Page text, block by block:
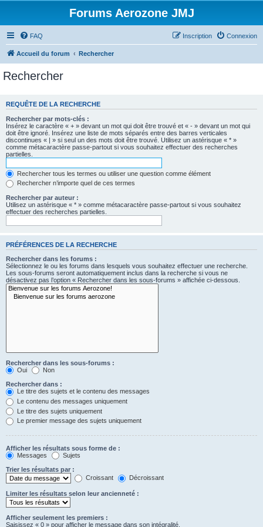
Forums Aerozone JMJ
FAQ Connexion
Inscription
Accueil du forum Rechercher
Rechercher
REQUÊTE DE LA RECHERCHE
Rechercher par mots-clés :
Insérez le caractère « + » devant un mot qui doit être trouvé et « - » devant un mot qui
doit être ignoré. Insérez une liste de mots séparés entre des barres verticales
discontinues « | » si seul un des mots doit être trouvé. Utilisez un astérisque « * »
comme métacaractère passe-partout si vous souhaitez effectuer des recherches
partielles.
Rechercher tous les termes ou utiliser une question comme élément
Rechercher n’importe quel de ces termes
Rechercher par auteur :
Utilisez un astérisque « * » comme métacaractère passe-partout si vous souhaitez
effectuer des recherches partielles.
PRÉFÉRENCES DE LA RECHERCHE
Rechercher dans les forums :
Sélectionnez le ou les forums dans lesquels vous souhaitez effectuer une recherche.
Les sous-forums seront automatiquement inclus dans la recherche si vous ne
désactivez pas l’option « Rechercher dans les sous-forums » affichée ci-dessous.
Rechercher dans les sous-forums :
Oui
Non
Rechercher dans :
Le titre des sujets et le contenu des messages
Le contenu des messages uniquement
Le titre des sujets uniquement
Le premier message des sujets uniquement
Afficher les résultats sous forme de :
Messages
Sujets
Trier les résultats par :
Croissant
Décroissant
Limiter les résultats selon leur ancienneté :
Afficher seulement les premiers :
Saisissez « 0 » pour afficher le message dans son intégralité.